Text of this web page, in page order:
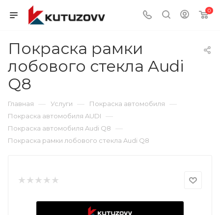
0
Покраска рамки
лобового стекла Audi
Q8
Главная — Услуги — Покраска автомобиля —
Покраска автомобиля AUDI —
Покраска автомобиля Audi Q8 —
Покраска рамки лобового стекла Audi Q8